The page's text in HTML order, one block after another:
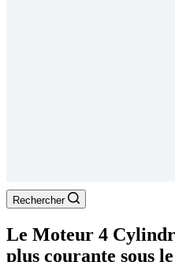
Rechercher
Le Moteur 4
plus courante sous